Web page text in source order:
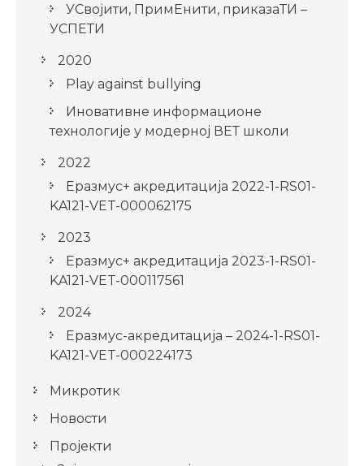
УСвојити, ПримЕнити, приказаТИ –
УСПЕТИ
2020
Play against bullying
Иновативне информационе
технологије у модерној ВЕТ школи
2022
Еразмус+ акредитација 2022-1-RS01-
KA121-VET-000062175
2023
Еразмус+ акредитација 2023-1-RS01-
KA121-VET-000117561
2024
Еразмус-акредитација – 2024-1-RS01-
KA121-VET-000224173
Микротик
Новости
Пројекти